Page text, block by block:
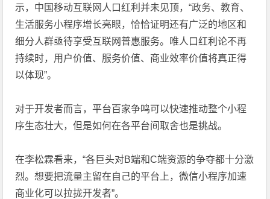
示，中国移动互联网人口红利并未见顶，“政务、教育、
生活服务小程序增长亮眼，恰恰证明还有广泛的地区和
细分人群亟待享受互联网普惠服务。唯人口红利论不再
持续时，用户价值、服务价值、商业效率价值将真正得
以体现”。
对于开发者而言，平台百家争鸣可以快速推动整个小程
序生态壮大，但是如何在各平台间取舍也是挑战。
在李松霖看来，“各巨头对B端和C端资源的争夺都十分激
烈。想要把流量主留在自己的平台上，微信小程序加速
商业化可以拉拢开发者”。